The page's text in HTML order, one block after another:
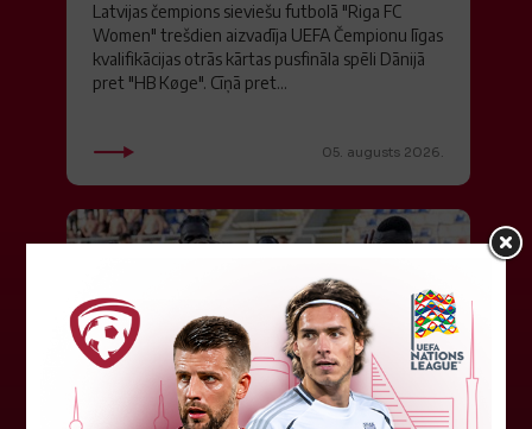
Latvijas čempions sieviešu futbolā "Riga FC
Women" trešdien aizvadīja UEFA Čempionu līgas
kvalifikācijas otrās kārtas pusfināla spēli Dānijā
pret "HB Køge". Cīņā pret...
05. augusts 2026.